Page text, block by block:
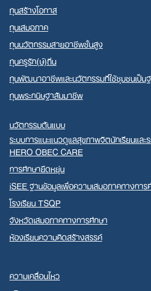
ทุนสร้างโอกาส
ทุนเสมอภาค
ทุนนวัตกรรมสายอาชีพชั้นสูง
ทุนครูรัก(ษ์)ถิ่น
ทุนพัฒนาอาชีพและนวัตกรรมที่ใช้ชุมชนเป็น
ทุนพระกนิษฐาสัมมาชีพ
นวัตกรรมต้นแบบ
ระบบการแนะแนวดูแลสุขภาพจิตนักเรียนและ
HERO OBEC CARE
การศึกษายืดหยุ่น
iSEE ฐานข้อมูลเพื่อความเสมอภาคทางการ
โรงเรียน TSQP
จังหวัดเสมอภาคทางการศึกษา
ห้องเรียนความคิดสร้างสรรค์
ความเคลื่อนไหว